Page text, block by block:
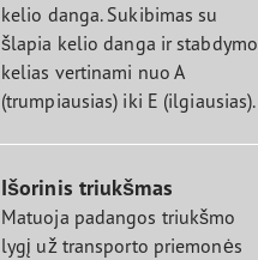
kelio danga. Sukibimas su
šlapia kelio danga ir stabdymo
kelias vertinami nuo A
(trumpiausias) iki E (ilgiausias).
Išorinis triukšmas
Matuoja padangos triukšmo
lygį už transporto priemonės